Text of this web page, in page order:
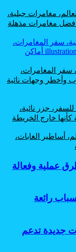
مغامرات جبلية،
مغامرات مذهلة
سفر المغامرات،
وأخطر وجهات نائية
جزر نائية،
خارج الخريطة
أساطير الغابات،
المستدام، السياحة البيئية: 9 طرق عملية وفعالة
الهادئ، أماكن غير مزدحمة: 7 أسباب رائعة
جديدة تدعم